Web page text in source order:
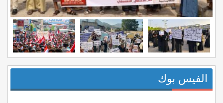
الفيس بوك